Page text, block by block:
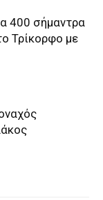
400 σήμαντρα
Τρίκορφο με